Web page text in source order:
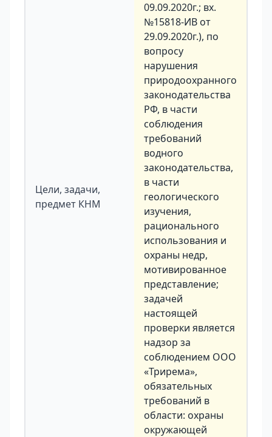
Цели, задачи,
предмет КНМ
09.09.2020г.; вх.
№15818-ИВ от
29.09.2020г.), по
вопросу
нарушения
природоохранного
законодательства
РФ, в части
соблюдения
требований
водного
законодательства,
в части
геологического
изучения,
рационального
использования и
охраны недр,
мотивированное
представление;
задачей
настоящей
проверки является
надзор за
соблюдением ООО
«Трирема»,
обязательных
требований в
области: охраны
окружающей